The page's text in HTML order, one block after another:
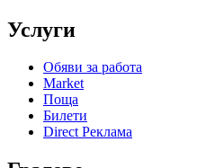
Услуги
Обяви за работа
Market
Поща
Билети
Direct Реклама